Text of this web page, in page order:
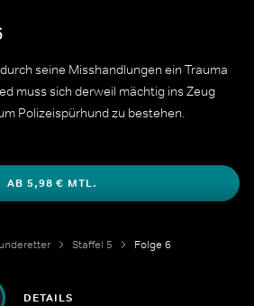
seine Misshandlungen ein Trauma
muss sich derweil mächtig ins Zeug
Polizeispürhund zu bestehen.
AB 5,98 € MTL.
Staffel 5 Folge 6
DETAILS